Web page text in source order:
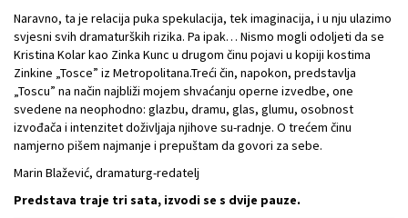
Naravno, ta je relacija puka spekulacija, tek imaginacija, i u nju ulazimo
svjesni svih dramaturških rizika. Pa ipak… Nismo mogli odoljeti da se
Kristina Kolar kao Zinka Kunc u drugom činu pojavi u kopiji kostima
Zinkine „Tosce” iz Metropolitana.Treći čin, napokon, predstavlja
„Toscu” na način najbliži mojem shvaćanju operne izvedbe, one
svedene na neophodno: glazbu, dramu, glas, glumu, osobnost
izvođača i intenzitet doživljaja njihove su-radnje. O trećem činu
namjerno pišem najmanje i prepuštam da govori za sebe.
Marin Blažević, dramaturg-redatelj
Predstava traje tri sata, izvodi se s dvije pauze.